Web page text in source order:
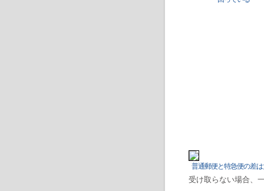
普通郵便と特急便の差
受け取らない場合、